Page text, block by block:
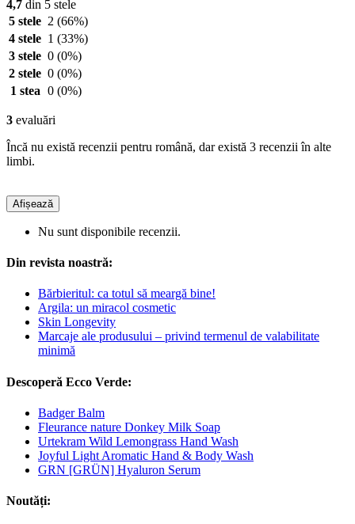
4,7 din 5 stele
5 stele 2 (66%)
4 stele 1 (33%)
3 stele 0 (0%)
2 stele 0 (0%)
1 stea 0 (0%)
3 evaluări
Încă nu există recenzii pentru română, dar există 3 recenzii în alte
limbi.
Afișează
Nu sunt disponibile recenzii.
Din revista noastră:
Bărbieritul: ca totul să meargă bine!
Argila: un miracol cosmetic
Skin Longevity
Marcaje ale produsului – privind termenul de valabilitate
minimă
Descoperă Ecco Verde:
Badger Balm
Fleurance nature Donkey Milk Soap
Urtekram Wild Lemongrass Hand Wash
Joyful Light Aromatic Hand & Body Wash
GRN [GRÜN] Hyaluron Serum
Noutăți: